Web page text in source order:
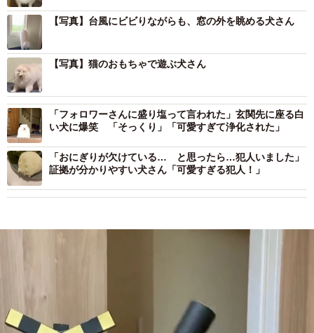
【写真】台風にビビりながらも、窓の外を眺める犬さん
【写真】猫のおもちゃで遊ぶ犬さん
「フォロワーさんに盛り塩って言われた」玄関先に座る白
い犬に爆笑 「そっくり」「可愛すぎて浄化された」
「おにぎりが欠けている… と思ったら…犯人いました」
証拠が分かりやすい犬さん「可愛すぎる犯人！」